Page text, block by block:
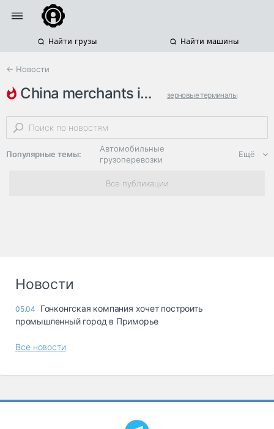
Найти грузы Найти машины
← Новости
china merchants international… зерновые терминалы
морские терминалы строительство складов
Популярные темы:
Автомобильные
грузоперевозки
Региональная
логистика
опасные грузы
грузовые
Коммерческий
Ещё
Все публикации
Новости
05.04
Гонконгская компания хочет построить
промышленный город в Приморье
Все новости